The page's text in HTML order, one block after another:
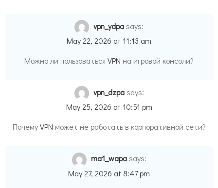
vpn_ydpasays:
May 22, 2026 at 11:13 am
Можно ли пользоваться VPN на игровой консоли?
vpn_dzpa says:
May 25, 2026 at 10:51 pm
ПочемуVPN может не работать в корпоративной сети?
ma1_wapa says:
May 27, 2026 at 8:47 pm